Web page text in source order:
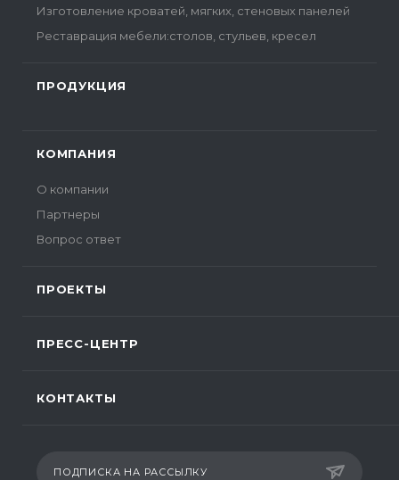
Изготовление кроватей, мягких, стеновых панелей
Реставрация мебели:столов, стульев, кресел
ПРОДУКЦИЯ
КОМПАНИЯ
О компании
Партнеры
Вопрос ответ
ПРОЕКТЫ
ПРЕСС-ЦЕНТР
КОНТАКТЫ
ПОДПИСКА НА РАССЫЛКУ